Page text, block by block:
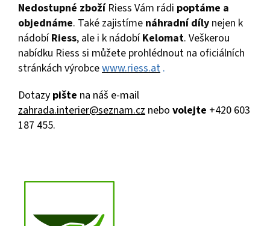
Nedostupné zboží Riess Vám rádi poptáme a
objednáme. Také zajistíme náhradní díly nejen k
nádobíRiess, ale i k nádobíKelomat. Veškerou
nabídku Riess si můžete prohlédnout na oficiálních
stránkách výrobcewww.riess.at .
Dotazy pište na náš e-mail
zahrada.interier@seznam.cz nebo volejte +420 603
187 455.